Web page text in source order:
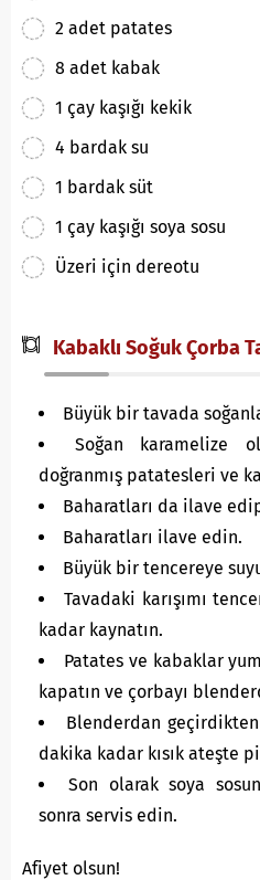
2 adet patates
8 adet kabak
1 çay kaşığı kekik
4 bardak su
1 bardak süt
1 çay kaşığı soya sosu
Üzeri için dereotu
Kabaklı Soğuk Çorba
Büyük bir tavada
Soğan karamelize
doğranmış patatesleri ve
Baharatları da ilave
Baharatları ilave edin.
Büyük bir tencereye
Tavadaki karışımı
kadar kaynatın.
Patates ve kabaklar
kapatın ve çorbayı
Blenderdan
dakika kadar kısık ateşte
Son olarak soya
sonra servis edin.
Afiyet olsun!